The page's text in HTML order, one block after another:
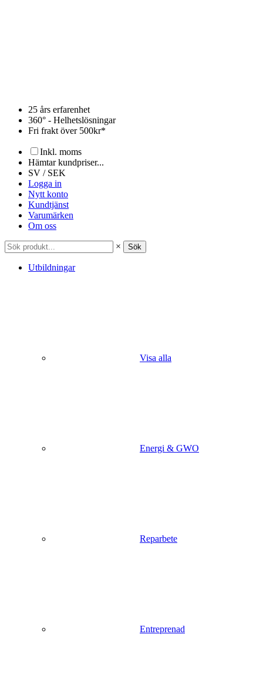
25 års erfarenhet
360° - Helhetslösningar
Fri frakt över 500kr*
Inkl. moms
Hämtar kundpriser...
SV / SEK
Logga in
Nytt konto
Kundtjänst
Varumärken
Om oss
× Sök
Utbildningar
Visa alla
Energi & GWO
Reparbete
Entreprenad